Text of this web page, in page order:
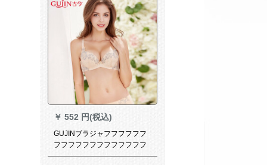
￥ 552 円(税込)
GUJINブラジャフフフフフフ
フフフフフフフフフフフフフ
ファンス薄型カープが軽いの